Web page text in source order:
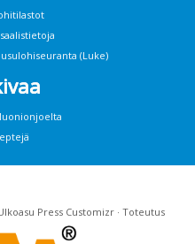
(Luke)
Press Customizr· Toteutus